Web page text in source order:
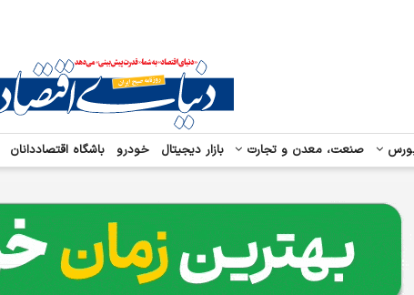
صنعت، معدن و تجارت بازار دیجیتال خودرو باشگاه اقتصاددانان